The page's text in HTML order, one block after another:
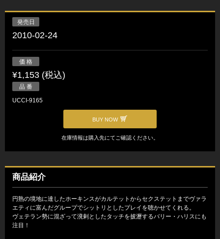
発売日
2010-02-24
価 格
¥1,153 (税込)
品 番
UCCI-9165
BUY NOW
在庫情報は購入先にてご確認ください。
商品紹介
円熟の境地に達したホーキンスがカルテットからセクステットまでヴァラ
エティに富んだグループでシットリとしたプレイを聴かせてくれる。
ヴェテラン勢に混ざって溌剌としたタッチを披瀝するバリー・ハリスにも
注目！